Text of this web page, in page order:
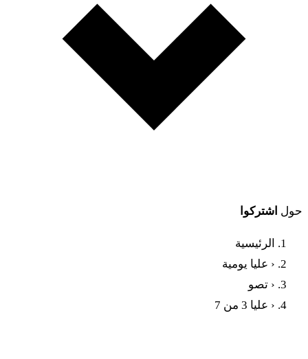
حول اشتركوا
الرئيسية
‹ عليا يومية
‹ تصو
‹ عليا 3 من 7